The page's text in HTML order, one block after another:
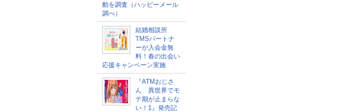
動を調査（ハッピーメール
調べ）
結婚相談所
TMSパートナ
ーが入会金無
料！春の出会い
応援キャンペーン実施
『ATMおじさ
ん 異世界でモ
テ期が止まらな
い！1』発売記